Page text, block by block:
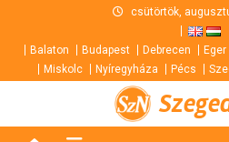
content
csütörtök,
Balaton Budapest Debrecen Eger
Miskolc
Nyíregyháza Pécs